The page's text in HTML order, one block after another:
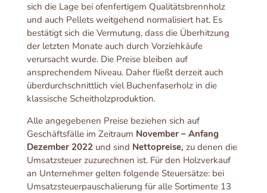
sich die Lage bei ofenfertigem Qualitätsbrennholz
und auch Pellets weitgehend normalisiert hat. Es
bestätigt sich die Vermutung, dass die Überhitzung
der letzten Monate auch durch Vorziehkäufe
verursacht wurde. Die Preise bleiben auf
ansprechendem Niveau. Daher fließt derzeit auch
überdurchschnittlich viel Buchenfaserholz in die
klassische Scheitholzproduktion.
Alle angegebenen Preise beziehen sich auf
Geschäftsfälle im Zeitraum November – Anfang
Dezember 2022und sind Nettopreise, zu denen die
Umsatzsteuer zuzurechnen ist. Für den Holzverkauf
an Unternehmer gelten folgende Steuersätze: bei
Umsatzsteuerpauschalierung für alle Sortimente 13